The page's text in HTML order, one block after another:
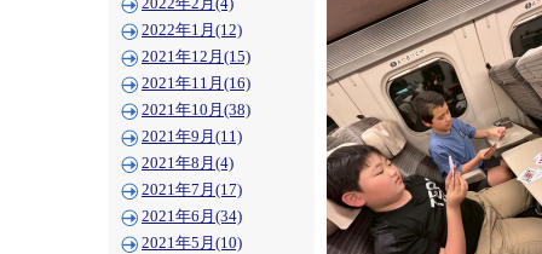
2022年2月(4)
2022年1月(12)
2021年12月(15)
2021年11月(16)
2021年10月(38)
2021年9月(11)
2021年8月(4)
2021年7月(17)
2021年6月(34)
2021年5月(10)